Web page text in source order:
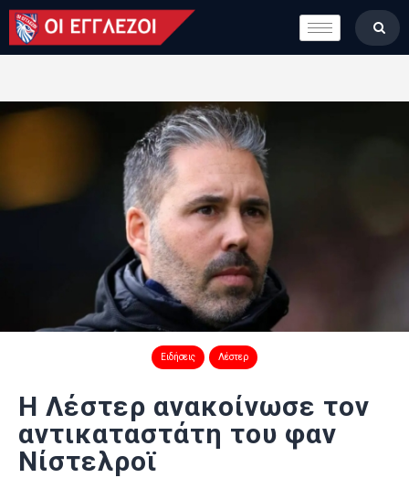
LONDON CALLING
ΚΑΤΗΓΟΡΙΕΣ
ΒΑΘΜΟΛΟΓΙΕΣ
ΟΜΑΔΕΣ
ΠΟΙΟΙ ΕΙΜΑΣΤΕ
Ειδήσεις Λέστερ
Η Λέστερ ανακοίνωσε τον
αντικαταστάτη του φαν
Νίστελροϊ